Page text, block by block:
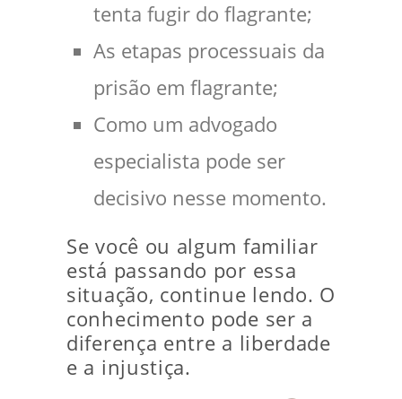
tenta fugir do flagrante;
As etapas processuais da
prisão em flagrante;
Como um advogado
especialista pode ser
decisivo nesse momento.
Se você ou algum familiar
está passando por essa
situação, continue lendo. O
conhecimento pode ser a
diferença entre a liberdade
e a injustiça.